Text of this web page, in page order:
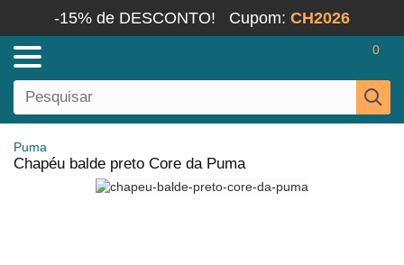
-15% de DESCONTO! Cupom: CH2026
0
Puma
Chapéu balde preto Core da Puma